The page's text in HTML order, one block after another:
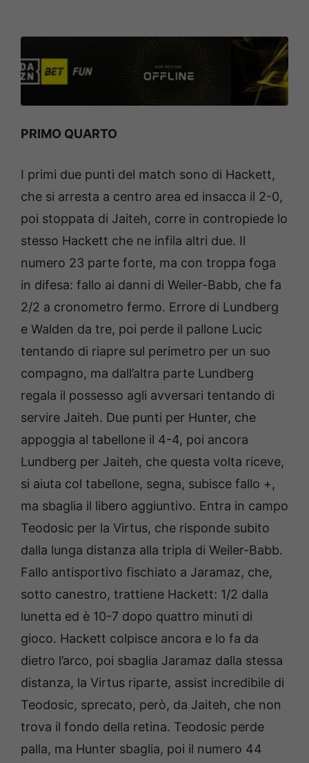
PRIMO QUARTO
I primi due punti del match sono di Hackett,
che si arresta a centro area ed insacca il 2-0,
poi stoppata di Jaiteh, corre in contropiede lo
stesso Hackett che ne infila altri due. Il
numero 23 parte forte, ma con troppa foga
in difesa: fallo ai danni di Weiler-Babb, che fa
2/2 a cronometro fermo. Errore di Lundberg
e Walden da tre, poi perde il pallone Lucic
tentando di riapre sul perimetro per un suo
compagno, ma dall’altra parte Lundberg
regala il possesso agli avversari tentando di
servire Jaiteh. Due punti per Hunter, che
appoggia al tabellone il 4-4, poi ancora
Lundberg per Jaiteh, che questa volta riceve,
si aiuta col tabellone, segna, subisce fallo +,
ma sbaglia il libero aggiuntivo. Entra in campo
Teodosic per la Virtus, che risponde subito
dalla lunga distanza alla tripla di Weiler-Babb.
Fallo antisportivo fischiato a Jaramaz, che,
sotto canestro, trattiene Hackett: 1/2 dalla
lunetta ed è 10-7 dopo quattro minuti di
gioco. Hackett colpisce ancora e lo fa da
dietro l’arco, poi sbaglia Jaramaz dalla stessa
distanza, la Virtus riparte, assist incredibile di
Teodosic, sprecato, però, da Jaiteh, che non
trova il fondo della retina. Teodosic perde
palla, ma Hunter sbaglia, poi il numero 44